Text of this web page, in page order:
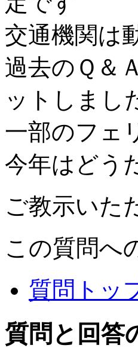
交通機関は
過去のＱ＆
ットしまし
一部のフェ
今年はどう
ご教示いた
この質問へ
質問トッ
質問と回答